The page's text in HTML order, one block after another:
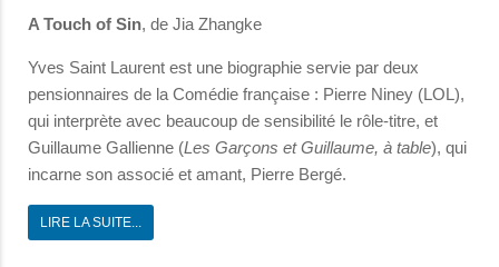
A Touch of Sin, de Jia Zhangke
Yves Saint Laurent est une biographie servie par deux
pensionnaires de la Comédie française : Pierre Niney (LOL),
qui interprète avec beaucoup de sensibilité le rôle-titre, et
Guillaume Gallienne (Les Garçons et Guillaume, à table), qui
incarne son associé et amant, Pierre Bergé.
LIRE LA SUITE...